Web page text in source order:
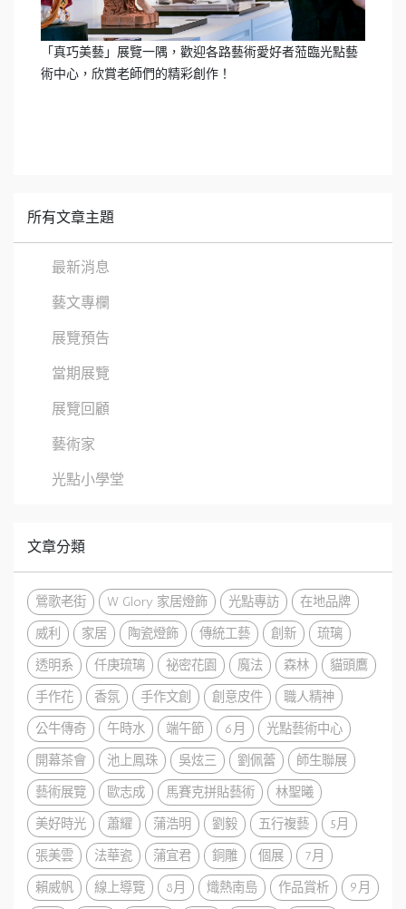
「真巧美藝」展覽一隅，歡迎各路藝術愛好者蒞臨光點藝
術中心，欣賞老師們的精彩創作！
所有文章主題
最新消息
藝文專欄
展覽預告
當期展覽
展覽回顧
藝術家
光點小學堂
文章分類
鶯歌老街 W Glory 家居燈飾 光點專訪
在地品牌
威利
家居 陶瓷燈飾 傳統工藝 創新
琉璃
透明系
仟庚琉璃 祕密花園 魔法 森林
貓頭鷹
手作花
香氛 手作文創 創意皮件
職人精神
公牛傳奇
午時水 端午節 6月
光點藝術中心
開幕茶會
池上鳳珠 吳炫三 劉佩蕾
師生聯展
藝術展覽
歐志成 馬賽克拼貼藝術
林聖曦
美好時光
蕭耀 蒲浩明 劉毅 五行複藝
5月
張美雲
法華瓷 蒲宜君 銅雕 個展
7月
賴威帆
線上導覽 8月 熾熱南島 作品賞析
9月